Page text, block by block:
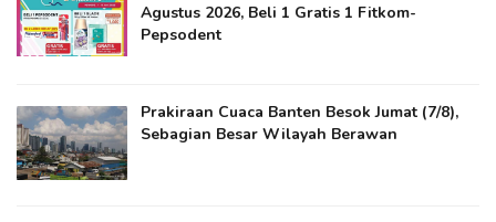
Agustus 2026, Beli 1 Gratis 1 Fitkom-
Pepsodent
Prakiraan Cuaca Banten Besok Jumat (7/8),
Sebagian Besar Wilayah Berawan